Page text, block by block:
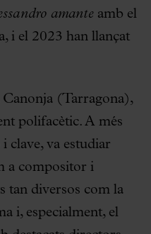
amanteamb el
i el 2023 han llançat
Canonja (Tarragona),
polifacètic. A més
clave, va estudiar
a compositor i
tan diversos com la
i, especialment, el